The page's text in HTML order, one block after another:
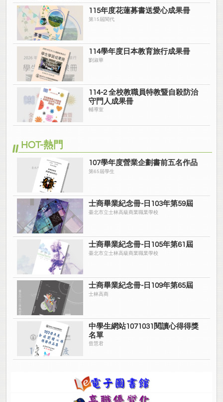
115年度花蓮募書送愛心成果冊
第15屆閱代
114學年度日本教育旅行成果冊
劉淑華
114-2 全校教職員特教暨自殺防治
守門人成果冊
輔導室
HOT-熱門
107學年度營業企劃書前五名作品
第65屆學生
士商畢業紀念冊-日103年第59屆
臺北市立士林高級商業職業學校
士商畢業紀念冊-日105年第61屆
臺北市立士林高級商業職業學校
士商畢業紀念冊-日109年第65屆
士林高商
中學生網站1071031閱讀心得得獎
名單
曾慧君